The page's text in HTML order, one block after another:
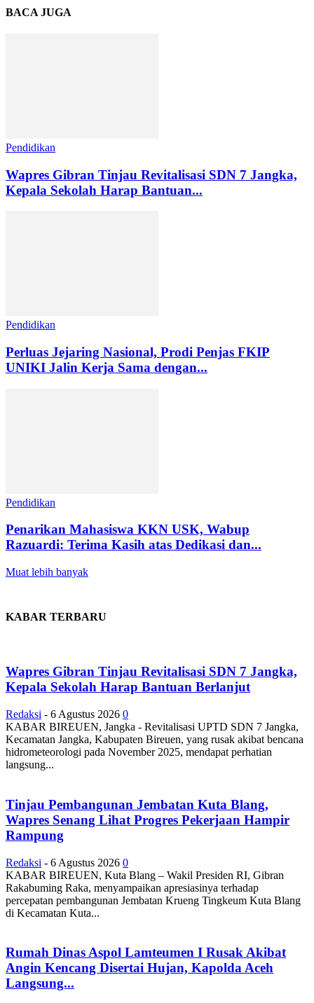
BACA JUGA
Pendidikan
Wapres Gibran Tinjau Revitalisasi SDN 7 Jangka,
Kepala Sekolah Harap Bantuan...
Pendidikan
Perluas Jejaring Nasional, Prodi Penjas FKIP
UNIKI Jalin Kerja Sama dengan...
Pendidikan
Penarikan Mahasiswa KKN USK, Wabup
Razuardi: Terima Kasih atas Dedikasi dan...
Muat lebih banyak
KABAR TERBARU
Wapres Gibran Tinjau Revitalisasi SDN 7 Jangka,
Kepala Sekolah Harap Bantuan Berlanjut
Redaksi - 6 Agustus 2026 0
KABAR BIREUEN, Jangka - Revitalisasi UPTD SDN 7 Jangka,
Kecamatan Jangka, Kabupaten Bireuen, yang rusak akibat bencana
hidrometeorologi pada November 2025, mendapat perhatian
langsung...
Tinjau Pembangunan Jembatan Kuta Blang,
Wapres Senang Lihat Progres Pekerjaan Hampir
Rampung
Redaksi - 6 Agustus 2026 0
KABAR BIREUEN, Kuta Blang – Wakil Presiden RI, Gibran
Rakabuming Raka, menyampaikan apresiasinya terhadap
percepatan pembangunan Jembatan Krueng Tingkeum Kuta Blang
di Kecamatan Kuta...
Rumah Dinas Aspol Lamteumen I Rusak Akibat
Angin Kencang Disertai Hujan, Kapolda Aceh
Langsung...